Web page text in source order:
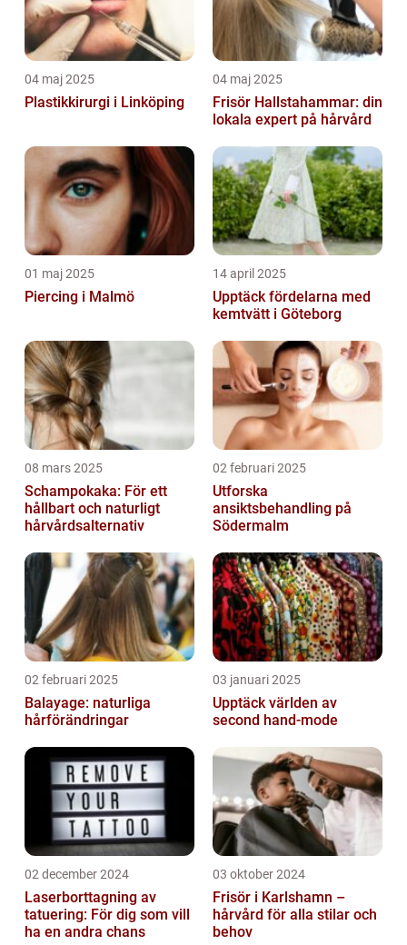
04 maj 2025
Plastikkirurgi i Linköping
04 maj 2025
Frisör Hallstahammar: din
lokala expert på hårvård
01 maj 2025
Piercing i Malmö
14 april 2025
Upptäck fördelarna med
kemtvätt i Göteborg
08 mars 2025
Schampokaka: För ett
hållbart och naturligt
hårvårdsalternativ
02 februari 2025
Utforska
ansiktsbehandling på
Södermalm
02 februari 2025
Balayage: naturliga
hårförändringar
03 januari 2025
Upptäck världen av
second hand-mode
02 december 2024
Laserborttagning av
tatuering: För dig som vill
ha en andra chans
03 oktober 2024
Frisör i Karlshamn –
hårvård för alla stilar och
behov